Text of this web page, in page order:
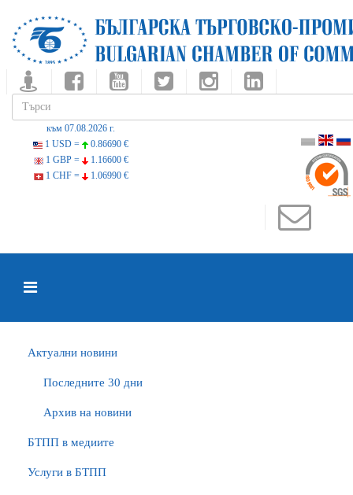
към 07.08.2026 г.
1 USD =
0.86690 €
1 GBP =
1.16600 €
1 CHF =
1.06990 €
Актуални новини
Последните 30 дни
Архив на новини
БTПП в медиите
Услуги в БТПП